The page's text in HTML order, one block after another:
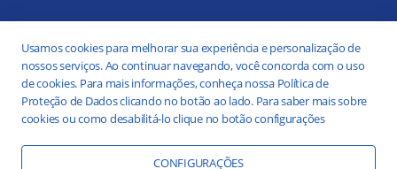
Trabalhe na SANASA
Concurso Público
Estágio
Portal da Transparência
Usamos cookies para melhorar sua experiência e personalização de
nossos serviços. Ao continuar navegando, você concorda com o uso
de cookies. Para mais informações, conheça nossa Política de
Proteção de Dados clicando no botão ao lado. Para saber mais sobre
cookies ou como desabilitá-lo clique no botão configurações
CONFIGURAÇÕES